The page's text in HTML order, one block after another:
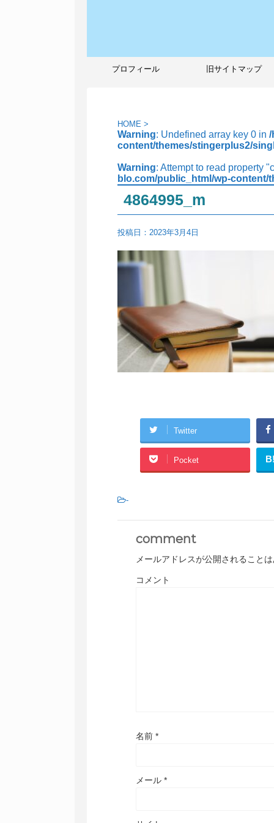
プロフィール 旧サイトマップ
HOME >
Warning: Undefined array key 0 in /
content/themes/stingerplus2/
Warning: Attempt to read property
blo.com/public_html/wp-
4864995_m
投稿日： 2023年3月4日
Twitter
Pocket
-
comment
メールアドレスが公開されること
コメント
名前 *
メール *